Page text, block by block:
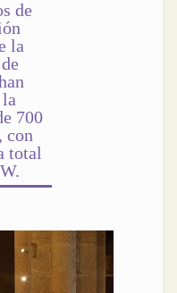
de
la
700
con
total